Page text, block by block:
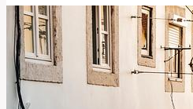
Slovo
Znamená
a